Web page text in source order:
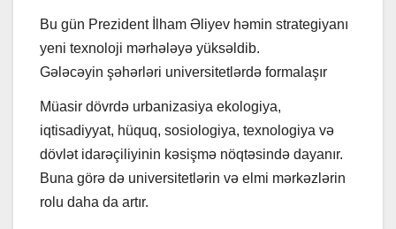
Bu gün Prezident İlham Əliyev həmin strategiyanı
yeni texnoloji mərhələyə yüksəldib.
Gələcəyin şəhərləri universitetlərdə formalaşır
Müasir dövrdə urbanizasiya ekologiya,
iqtisadiyyat, hüquq, sosiologiya, texnologiya və
dövlət idarəçiliyinin kəsişmə nöqtəsində dayanır.
Buna görə də universitetlərin və elmi mərkəzlərin
rolu daha da artır.